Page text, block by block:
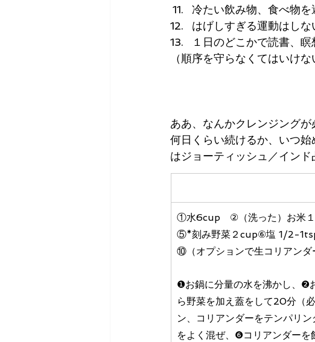
冷たい飲み物、食べ物を
はげしすぎる運動はしな
１日のどこかで読書、
（順序を守らなくてはいけ
ああ、なんかクレンジング
何日くらい続けるか、いつ
はジョーティッシュ／インド
①水6cup　②（洗った）お米
⑤*刻み野菜２cup⑥塩 1/2-
⑩（オプションで生コリアンダ
❶お鍋に分量の水を沸かし、❷
ら野菜を加え蓋をして20分（
ン、コリアンダーをテンパリ
をよく混ぜ、❻コリアンダーを